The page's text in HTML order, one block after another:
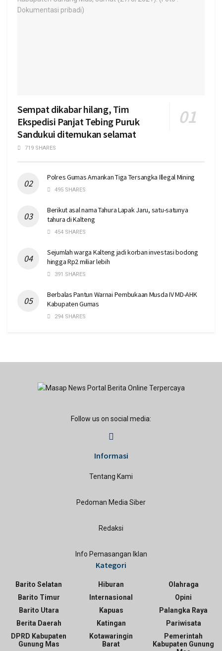
Sempat dikabar hilang, Tim
Ekspedisi Panjat Tebing Puruk
Sandukui ditemukan selamat
719 SHARES
Polres Gumas Amankan Tiga Tersangka Illegal Mining
495 SHARES
Berikut asal nama Tahura Lapak Jaru, satu-satunya
tahura di Kalteng
454 SHARES
Sejumlah warga Kalteng jadi korban investasi bodong
hingga Rp2 miliar lebih
391 SHARES
Berbalas Pantun Warnai Pembukaan Musda IV MD-AHK
Kabupaten Gumas
294 SHARES
Follow us on social media:
Informasi
Tentang Kami
Pedoman Media Siber
Redaksi
Info Pemasangan Iklan
Kategori
Barito Selatan
Barito Timur
Barito Utara
Berita Daerah
DPRD Kabupaten
Gunung Mas
Hiburan
Internasional
Kapuas
Katingan
Kotawaringin
Barat
Olahraga
Opini
Palangka Raya
Pariwisata
Pemerintah
Kabupaten Gunung